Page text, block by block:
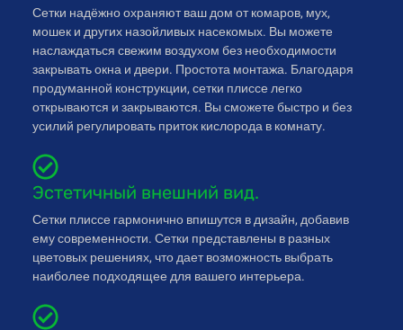
Сетки надёжно охраняют ваш дом от комаров, мух,
мошек и других назойливых насекомых. Вы можете
наслаждаться свежим воздухом без необходимости
закрывать окна и двери. Простота монтажа. Благодаря
продуманной конструкции, сетки плиссе легко
открываются и закрываются. Вы сможете быстро и без
усилий регулировать приток кислорода в комнату.
Эстетичный внешний вид.
Сетки плиссе гармонично впишутся в дизайн, добавив
ему современности. Сетки представлены в разных
цветовых решениях, что дает возможность выбрать
наиболее подходящее для вашего интерьера.